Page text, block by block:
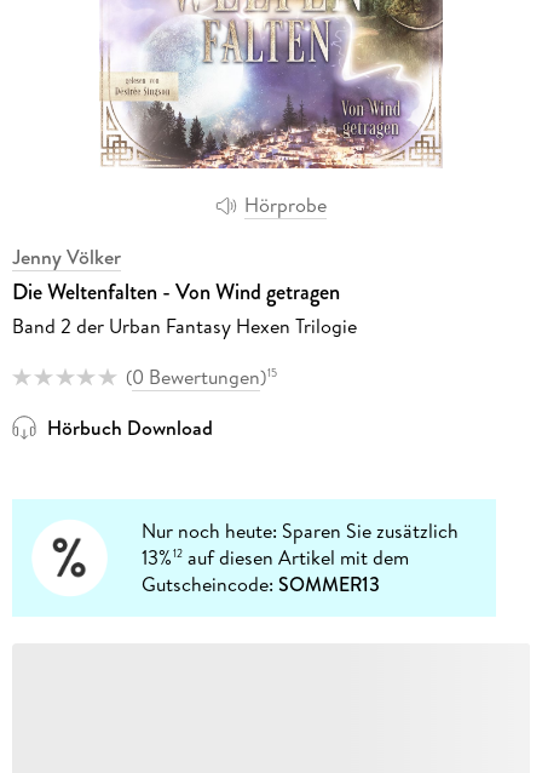
Hörprobe
Jenny Völker
Die Weltenfalten - Von Wind getragen
Band 2 der Urban Fantasy Hexen Trilogie
(0 Bewertungen)15
Hörbuch Download
Nur noch heute: Sparen Sie zusätzlich
13%12 auf diesen Artikel mit dem
Gutscheincode:SOMMER13